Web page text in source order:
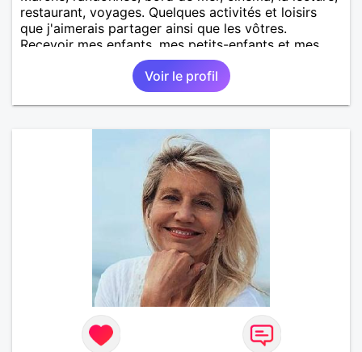
restaurant, voyages. Quelques activités et loisirs
que j'aimerais partager ainsi que les vôtres.
Recevoir mes enfants, mes petits-enfants et mes
amis. Bénévolat auprès des enfants à l’école, pour le
cinéma indépendant... Se rencontrer, être à l’écoute,
échanger avec une personne de confiance, pour une
vie de partage, de tendresse. Les voyages et où
dehors des sentiers battus me raviraient. Je
m'engage à répondre à votre message. Au plaisir de
Voir le profil